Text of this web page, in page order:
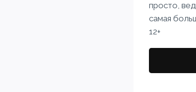
просто,
самая
12+